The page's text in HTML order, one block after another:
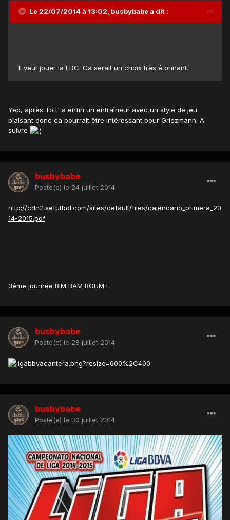
Le 22/07/2014 à 13:02, busbybabe a dit :
Il veut jouer la LDC. Ca serait un choix très étonnant.
Yep, après Tott' a enfin un entraîneur avec un style de jeu
plaisant donc ca pourrait être intéressant pour Griezmann. A
suivre
busbybabe
Posté(e) le 24 juillet 2014
http://cdn2.sefutbol.com/sites/default/files/calendario_primera_20
14-2015.pdf
3éme journée BIM BAM BOUM !
busbybabe
Posté(e) le 28 juillet 2014
busbybabe
Posté(e) le 30 juillet 2014